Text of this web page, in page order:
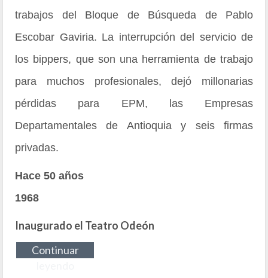
trabajos del Bloque de Búsqueda de Pablo
Escobar Gaviria. La interrupción del servicio de
los bippers, que son una herramienta de trabajo
para muchos profesionales, dejó millonarias
pérdidas para EPM, las Empresas
Departamentales de Antioquia y seis firmas
privadas.
Hace 50 años
1968
Inaugurado el Teatro Odeón
Continuar